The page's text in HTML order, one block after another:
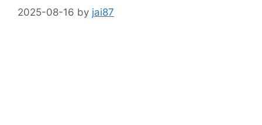
2025-08-16 by jai87